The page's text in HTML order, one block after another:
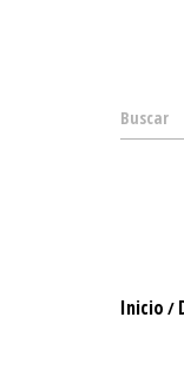
Inicio /